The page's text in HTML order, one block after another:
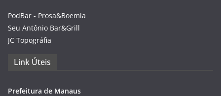
PodBar - Prosa&Boemia
Seu Antônio Bar&Grill
JC Topográfia
Link Úteis
Prefeitura de Manaus